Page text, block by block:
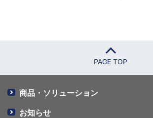
PAGE TOP
商品・ソリューション
お知らせ